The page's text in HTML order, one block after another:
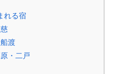
れる宿
渡
・二戸